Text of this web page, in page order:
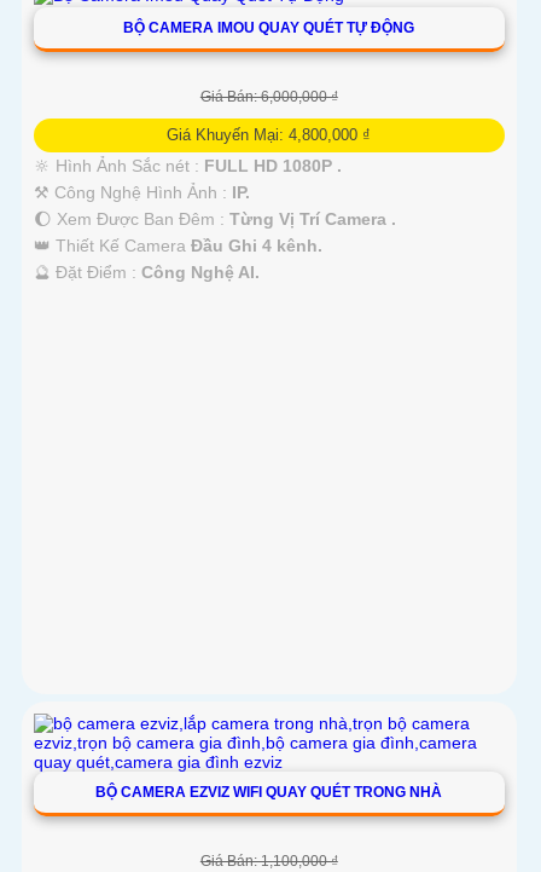
BỘ CAMERA IMOU QUAY QUÉT TỰ ĐỘNG
Giá Bán: 6,000,000 ₫
Giá Khuyến Mại: 4,800,000 ₫
🔆 Hình Ảnh Sắc nét : FULL HD 1080P .
⚒ Công Nghệ Hình Ảnh : IP.
🌔 Xem Được Ban Đêm : Từng Vị Trí Camera .
👑 Thiết Kế Camera Đầu Ghi 4 kênh.
️🔮 Đặt Điểm : Công Nghệ AI.
BỘ CAMERA EZVIZ WIFI QUAY QUÉT TRONG NHÀ
Giá Bán: 1,100,000 ₫